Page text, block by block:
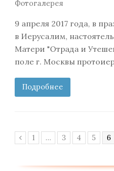
Фотогалерея
9 апреля 2017 года, в
в Иерусалим,
Матери "Отрада и
поле г. Москвы
Подробнее
Предыдущий
Page
1 … Page
3 Page
4 Page
5 6